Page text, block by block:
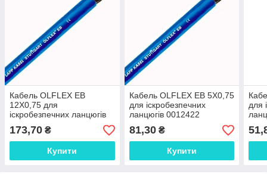
Кабель OLFLEX EB
12X0,75 для
іскробезпечних ланцюгів
0012425
173,70 ₴
Купити
Кабель OLFLEX EB 5X0,75
для іскробезпечних
ланцюгів 0012422
81,30₴
Купити
для